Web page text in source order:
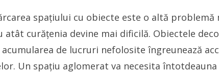
spațiului cu obiecte este o altă problemă
atât curățenia devine mai dificilă. Obiectele
de lucruri nefolosite îngreunează
Un spațiu aglomerat va necesita